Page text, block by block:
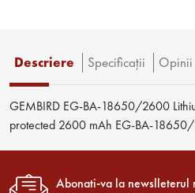
Descriere Specificaţii Opinii
GEMBIRD EG-BA-18650/2600
protected 2600 mAh EG-BA-
Abonati-va la newslleterul